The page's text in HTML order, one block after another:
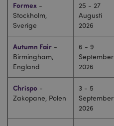
Formex -
Stockholm,
Sverige
25 - 27
Augusti
2026
Autumn Fair -
Birmingham,
England
6 - 9
September
2026
Chrispo -
Zakopane, Polen
3 - 5
September
2026